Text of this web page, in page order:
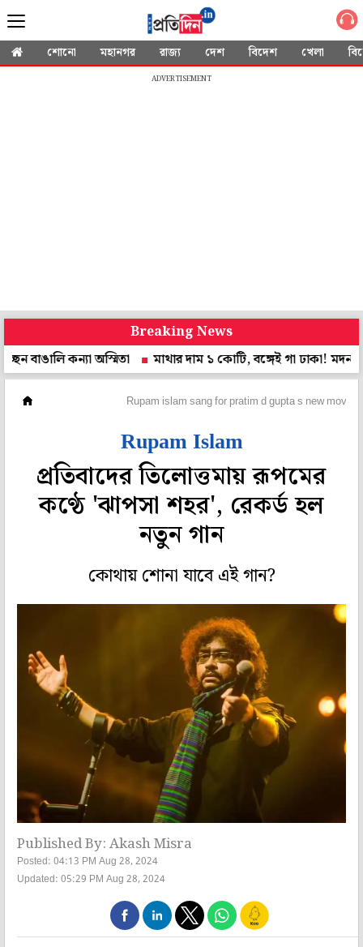
শোনো মহানগর রাজ্য দেশ বিদেশ খেলা
ADVERTISEMENT
Breaking News
কন্যা অস্মিতা
মাথার দাম ১ কোটি, বঙ্গেই গা ঢাকা! মদনকে
Rupam islam sang for pratim d gupta s new movie
Rupam Islam
প্রতিবাদের তিলোত্তমায় রূপমের
কণ্ঠে 'ঝাপসা শহর', রেকর্ড হল
নতুন গান
কোথায় শোনা যাবে এই গান?
Published By: Akash Misra
Posted: 04:13 PM Aug 28, 2024
Updated: 05:29 PM Aug 28, 2024